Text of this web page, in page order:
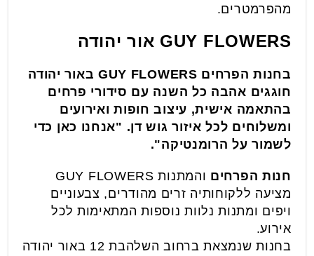
מהפרמטרים.
GUY FLOWERS אור יהודה
בחנות הפרחים GUY FLOWERS באור יהודה
חוגגים אהבה כל השנה עם סידורי פרחים
בהתאמה אישית, עיצוב חופות ואירועים
ומשלוחים לכל איזור גוש דן. "אנחנו כאן כדי
לשמור על הרומנטיקה".
חנות הפרחים
והמתנות GUY FLOWERS
מציעה ללקוחותיה זרים מהודרים, צבעוניים
ויפים ומתנות נלוות נוספות המתאימות לכל
אירוע.
בחנות שנמצאת ברחוב השלהבת 12 באור יהודה